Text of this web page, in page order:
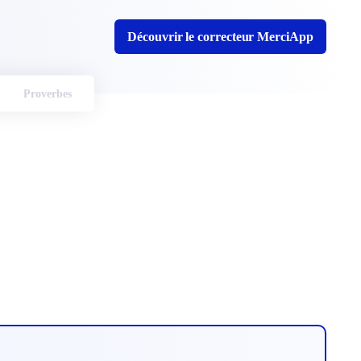
Découvrir le correcteur MerciApp
Proverbes